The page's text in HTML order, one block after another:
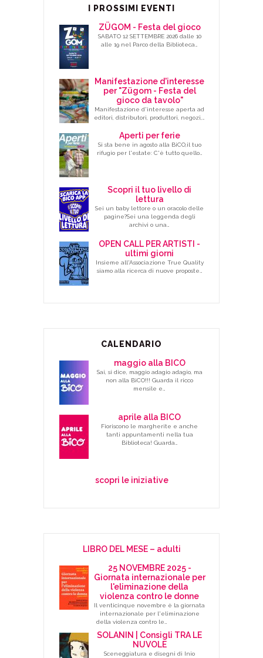
I PROSSIMI EVENTI
ZÜGOM - Festa del gioco
SABATO 12 SETTEMBRE 2026 dalle 10
alle 19 nel Parco della Biblioteca…
Manifestazione d'interesse
per "Zügom - Festa del
gioco da tavolo"
Manifestazione d'interesse aperta ad
editori, distributori, produttori, negozi,…
Aperti per ferie
Si sta bene in agosto alla BiCO,il tuo
rifugio per l'estate: C'è tutto quello…
Scopri il tuo livello di
lettura
Sei un baby lettore o un oracolo delle
pagine?Sei una leggenda degli
archivi o una…
OPEN CALL PER ARTISTI -
ultimi giorni
Insieme all'Associazione True Quality
siamo alla ricerca di nuove proposte…
CALENDARIO
maggio alla BICO
Sai, si dice, maggio adagio adagio, ma
non alla BiCO!!! Guarda il ricco
mensile e…
aprile alla BICO
Fioriscono le margherite e anche
tanti appuntamenti nella tua
Biblioteca! Guarda…
scopri le iniziative
LIBRO DEL MESE – adulti
25 NOVEMBRE 2025 -
Giornata internazionale per
l'eliminazione della
violenza contro le donne
Il venticinque novembre è la giornata
internazionale per l'eliminazione
della violenza contro le…
SOLANIN | Consigli TRA LE
NUVOLE
Sceneggiatura e disegni di Inio